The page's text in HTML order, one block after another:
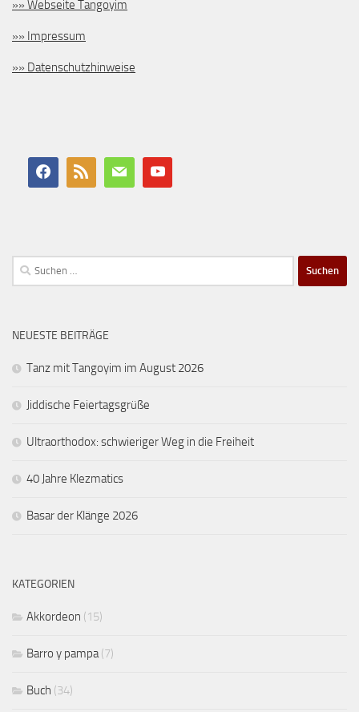
»» Webseite Tangoyim
»» Impressum
»» Datenschutzhinweise
Suchen
nach:
NEUESTE BEITRÄGE
Tanz mit Tangoyim im August 2026
Jiddische Feiertagsgrüße
Ultraorthodox: schwieriger Weg in die Freiheit
40 Jahre Klezmatics
Basar der Klänge 2026
KATEGORIEN
Akkordeon (15)
Barro y pampa (7)
Buch (34)